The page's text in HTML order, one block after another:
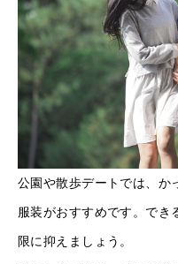
公園や散歩デートでは、か
服装がおすすめです。でき
限に抑えましょう。